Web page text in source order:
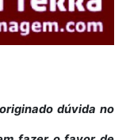
dúvida no